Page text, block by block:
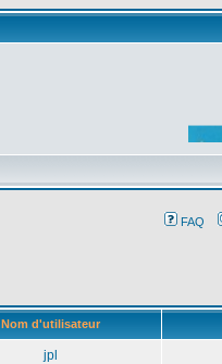
FAQ
Nom d'utilisateur
jpl